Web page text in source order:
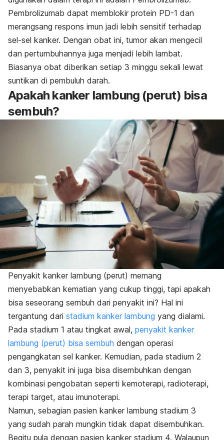
Pembrolizumab dapat memblokir protein PD-1 dan
merangsang respons imun jadi lebih sensitif terhadap
sel-sel kanker. Dengan obat ini, tumor akan mengecil
dan pertumbuhannya juga menjadi lebih lambat.
Biasanya obat diberikan setiap 3 minggu sekali lewat
suntikan di pembuluh darah.
Apakah kanker lambung (perut) bisa
sembuh?
Penyakit kanker lambung (perut) memang
menyebabkan kematian yang cukup tinggi, tapi apakah
bisa seseorang sembuh dari penyakit ini? Hal ini
tergantung dari stadium kanker lambung yang dialami.
Pada stadium 1 atau tingkat awal, penyakit kanker
lambung (perut) bisa sembuh dengan operasi
pengangkatan sel kanker. Kemudian, pada stadium 2
dan 3, penyakit ini juga bisa disembuhkan dengan
kombinasi pengobatan seperti kemoterapi, radioterapi,
terapi target, atau imunoterapi.
Namun, sebagian pasien kanker lambung stadium 3
yang sudah parah mungkin tidak dapat disembuhkan.
Begitu pula dengan pasien kanker stadium 4. Walaupun